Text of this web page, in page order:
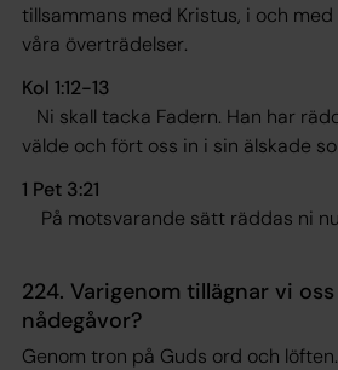
tillsammans med Kristus, i och
våra överträdelser.
Kol 1:12-13
Ni skall tacka Fadern. Han har
välde och fört oss in i sin älskade
1 Pet 3:21
På motsvarande sätt räddas ni
224. Varigenom tillägnar vi
nådegåvor?
Genom tron på Guds ord och löften.